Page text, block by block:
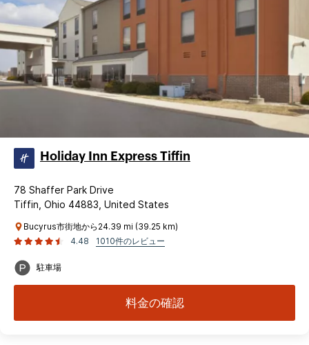
Holiday Inn Express Tiffin
78 Shaffer Park Drive
Tiffin, Ohio 44883, United States
Bucyrus市街地から24.39 mi (39.25 km)
4.48
1010件のレビュー
駐車場
料金の確認